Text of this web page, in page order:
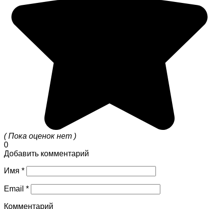
( Пока оценок нет )
0
Добавить комментарий
Имя *
Email *
Комментарий